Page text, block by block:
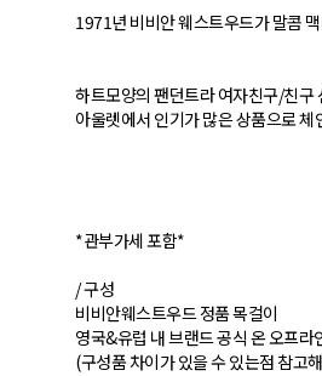
1971년 비비안 웨스트우드가 말콤
하트모양의 팬던트라 여자친구/친구
아울렛에서 인기가 많은 상품으로
*관부가세 포함*
/ 구성
비비안웨스트우드 정품 목걸이
영국&유럽 내 브랜드 공식 온 오프
(구성품 차이가 있을 수 있는점 참고